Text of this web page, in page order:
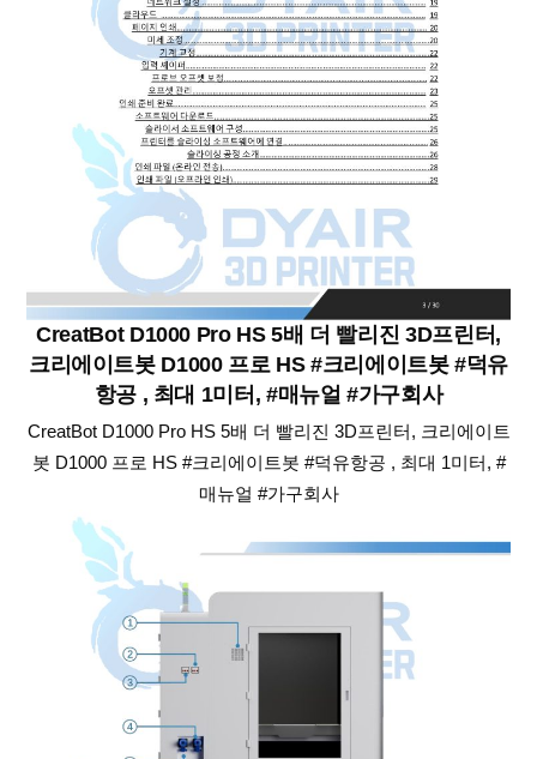
CreatBot D1000 Pro HS 5배 더 빨리진 3D프린터,
크리에이트봇 D1000 프로 HS #크리에이트봇 #덕유
항공 , 최대 1미터, #매뉴얼 #가구회사
CreatBot D1000 Pro HS 5배 더 빨리진 3D프린터, 크리에이트
봇 D1000 프로 HS #크리에이트봇 #덕유항공 , 최대 1미터, #
매뉴얼 #가구회사